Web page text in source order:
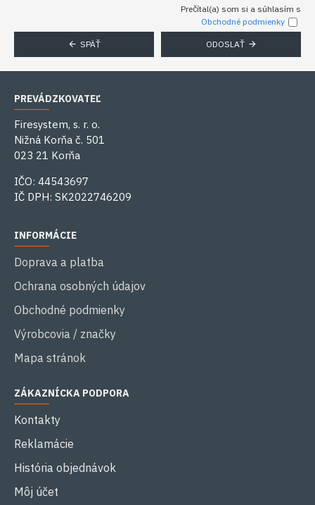
SPÄŤ
Prečítal(a) som si a súhlasím s
Obchodné podmienky
ODOSLAŤ
PREVÁDZKOVATEĽ
Firesystem, s. r. o.
Nižná Korňa č. 501
023 21 Korňa
IČO: 44543697
IČ DPH: SK2022746209
INFORMÁCIE
Doprava a platba
Ochrana osobných údajov
Obchodné podmienky
Výrobcovia / značky
Mapa stránok
ZÁKAZNÍCKA PODPORA
Kontakty
Reklamácie
História objednávok
Môj účet